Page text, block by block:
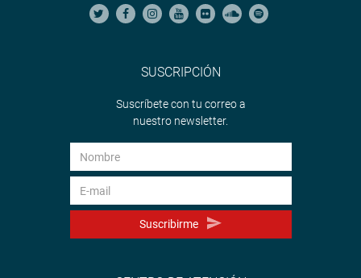
SUSCRIPCIÓN
Suscríbete con tu correo a
nuestro newsletter.
Suscribirme